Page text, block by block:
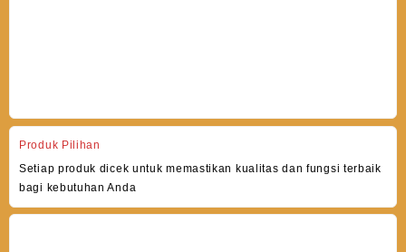
Produk Pilihan
Setiap produk dicek untuk memastikan kualitas dan fungsi terbaik
bagi kebutuhan Anda